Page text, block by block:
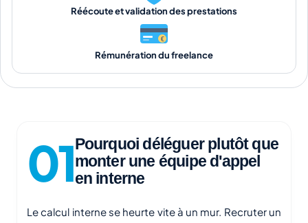
Réécoute et validation des prestations
Rémunération du freelance
Pourquoi déléguer plutôt que
monter une équipe d'appel
en interne
Le calcul interne se heurte vite à un mur. Recruter un